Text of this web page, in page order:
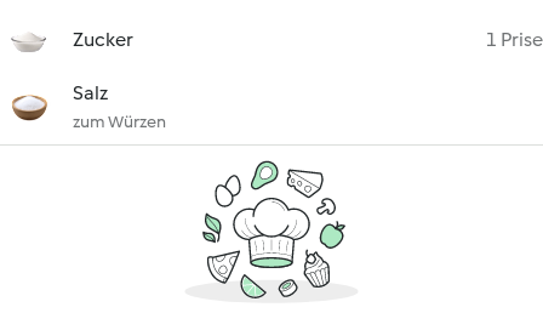
Zucker 1 Prise
Salz
zum Würzen